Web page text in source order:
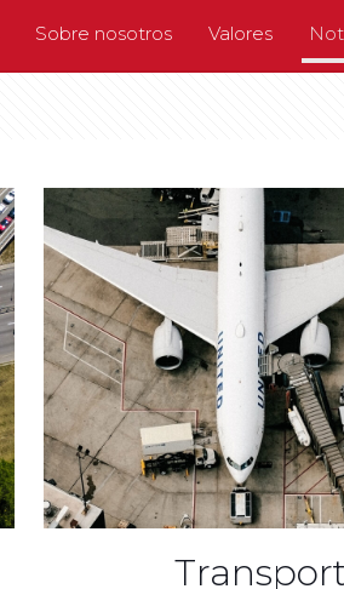
Sobre nosotros Valores